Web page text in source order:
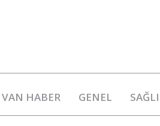
VAN HABER GENEL